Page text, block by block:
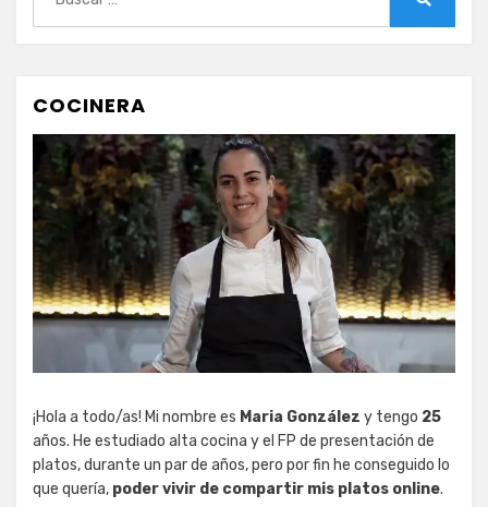
COCINERA
¡Hola a todo/as! Mi nombre es Maria González y tengo 25
años. He estudiado alta cocina y el FP de presentación de
platos, durante un par de años, pero por fin he conseguido lo
que quería, poder vivir de compartir mis platos online.